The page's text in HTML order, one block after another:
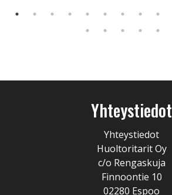
Yhteystiedot
Yhteystiedot
Huoltoritarit Oy
c/o Rengaskuja
Finnoontie 10
02280 Espoo